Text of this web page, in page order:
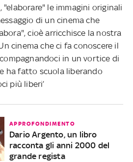
"elaborare" le immagini originali
di un cinema che
cioè arricchisce la nostra
cinema che ci fa conoscere il
in un vortice di
ha fatto scuola liberando
più liberi’
APPROFONDIMENTO
Dario Argento, un libro
racconta gli anni 2000 del
grande regista